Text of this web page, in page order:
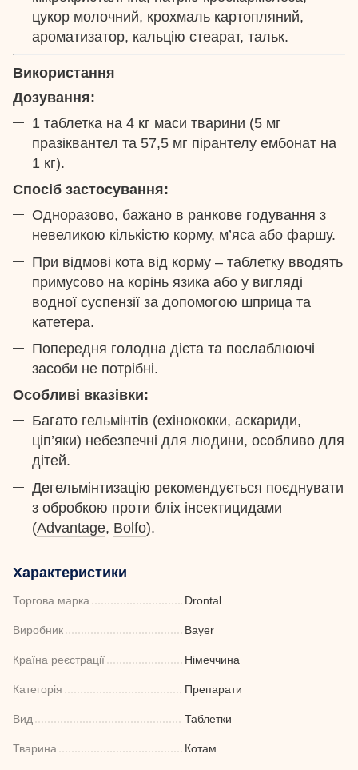
цукор молочний, крохмаль картопляний,
ароматизатор, кальцію стеарат, тальк.
Використання
Дозування:
1 таблетка на 4 кг маси тварини (5 мг
празіквантел та 57,5 мг пірантелу ембонат на
1 кг).
Спосіб застосування:
Одноразово, бажано в ранкове годування з
невеликою кількістю корму, м’яса або фаршу.
При відмові кота від корму – таблетку вводять
примусово на корінь язика або у вигляді
водної суспензії за допомогою шприца та
катетера.
Попередня голодна дієта та послаблюючі
засоби не потрібні.
Особливі вказівки:
Багато гельмінтів (ехінококки, аскариди,
ціп’яки) небезпечні для людини, особливо для
дітей.
Дегельмінтизацію рекомендується поєднувати
з обробкою проти бліх інсектицидами
(Advantage, Bolfo).
Характеристики
Торгова марка Drontal
Виробник Bayer
Країна реєстрації Німеччина
Категорія Препарати
Вид Таблетки
Тварина Котам